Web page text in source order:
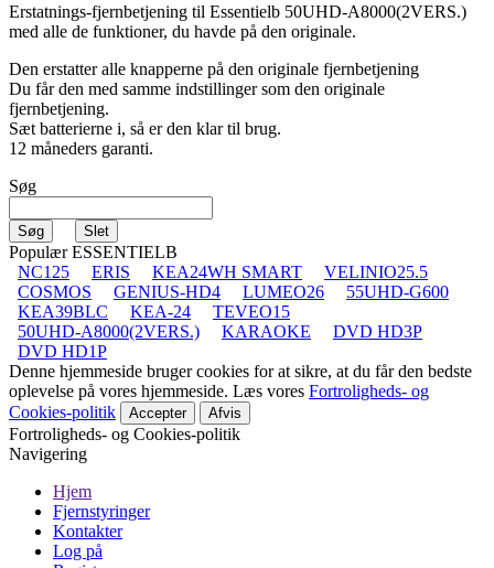
Erstatnings-fjernbetjening til Essentielb 50UHD-A8000(2VERS.)
med alle de funktioner, du havde på den originale.
Den erstatter alle knapperne på den originale fjernbetjening
Du får den med samme indstillinger som den originale
fjernbetjening.
Sæt batterierne i, så er den klar til brug.
12 måneders garanti.
Søg
Populær ESSENTIELB
NC125
ERIS KEA24WH SMART
VELINIO25.5
COSMOS
GENIUS-HD4 LUMEO26
55UHD-G600
KEA39BLC
KEA-24
TEVEO15
50UHD-A8000(2VERS.)
KARAOKE
DVD HD3P
DVD HD1P
Denne hjemmeside bruger cookies for at sikre, at du får den bedste
oplevelse på vores hjemmeside. Læs vores Fortroligheds- og
Cookies-politik
Accepter Afvis
Fortroligheds- og Cookies-politik
Navigering
Hjem
Fjernstyringer
Kontakter
Log på